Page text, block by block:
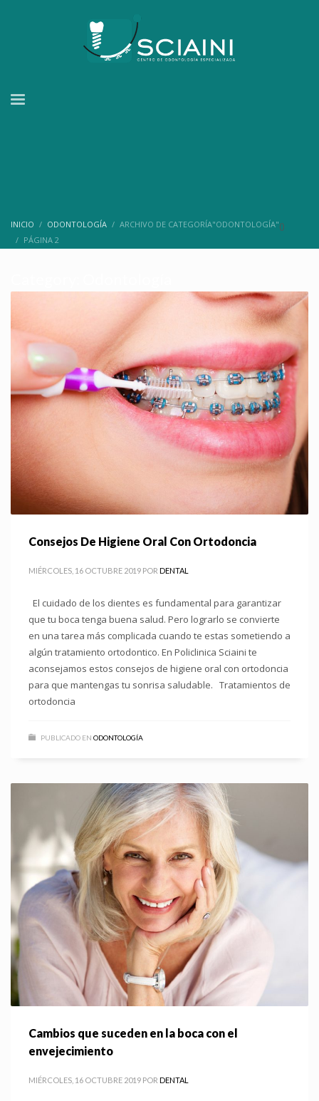
INICIO ODONTOLOGÍA ARCHIVO DE CATEGORÍA"ODONTOLOGÍA"(
PÁGINA 2
)
Consejos De Higiene Oral Con Ortodoncia
MIÉRCOLES, 16 OCTUBRE 2019 POR DENTAL
El cuidado de los dientes es fundamental para garantizar
que tu boca tenga buena salud. Pero lograrlo se convierte
en una tarea más complicada cuando te estas sometiendo a
algún tratamiento ortodontico. En Policlinica Sciaini te
aconsejamos estos consejos de higiene oral con ortodoncia
para que mantengas tu sonrisa saludable. Tratamientos de
ortodoncia
PUBLICADO EN ODONTOLOGÍA
Cambios que suceden en la boca con el
envejecimiento
MIÉRCOLES, 16 OCTUBRE 2019 POR DENTAL